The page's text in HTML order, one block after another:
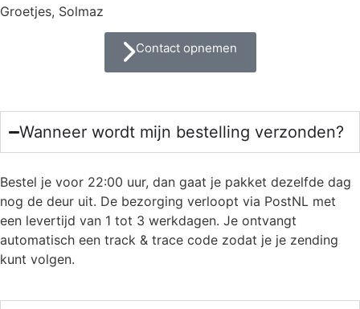
Groetjes, Solmaz
Contact opnemen
Wanneer wordt mijn bestelling verzonden?
Bestel je voor 22:00 uur, dan gaat je pakket dezelfde dag
nog de deur uit. De bezorging verloopt via PostNL met
een levertijd van 1 tot 3 werkdagen. Je ontvangt
automatisch een track & trace code zodat je je zending
kunt volgen.